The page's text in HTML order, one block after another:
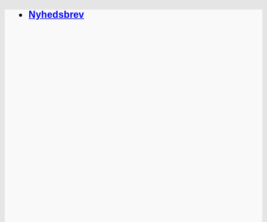
FortsætNyhedsbrev